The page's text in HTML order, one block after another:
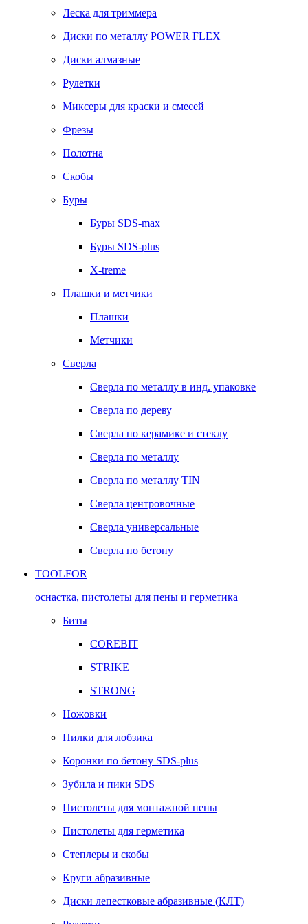
Леска для триммера
Диски по металлу POWER FLEX
Диски алмазные
Рулетки
Миксеры для краски и смесей
Фрезы
Полотна
Скобы
Буры
Буры SDS-max
Буры SDS-plus
X-treme
Плашки и метчики
Плашки
Метчики
Сверла
Сверла по металлу в инд. упаковке
Сверла по дереву
Сверла по керамике и стеклу
Сверла по металлу
Сверла по металлу TIN
Сверла центровочные
Сверла универсальные
Сверла по бетону
TOOLFOR
оснастка, пистолеты для пены и герметика
Биты
COREBIT
STRIKE
STRONG
Ножовки
Пилки для лобзика
Коронки по бетону SDS-plus
Зубила и пики SDS
Пистолеты для монтажной пены
Пистолеты для герметика
Степлеры и скобы
Круги абразивные
Диски лепестковые абразивные (КЛТ)